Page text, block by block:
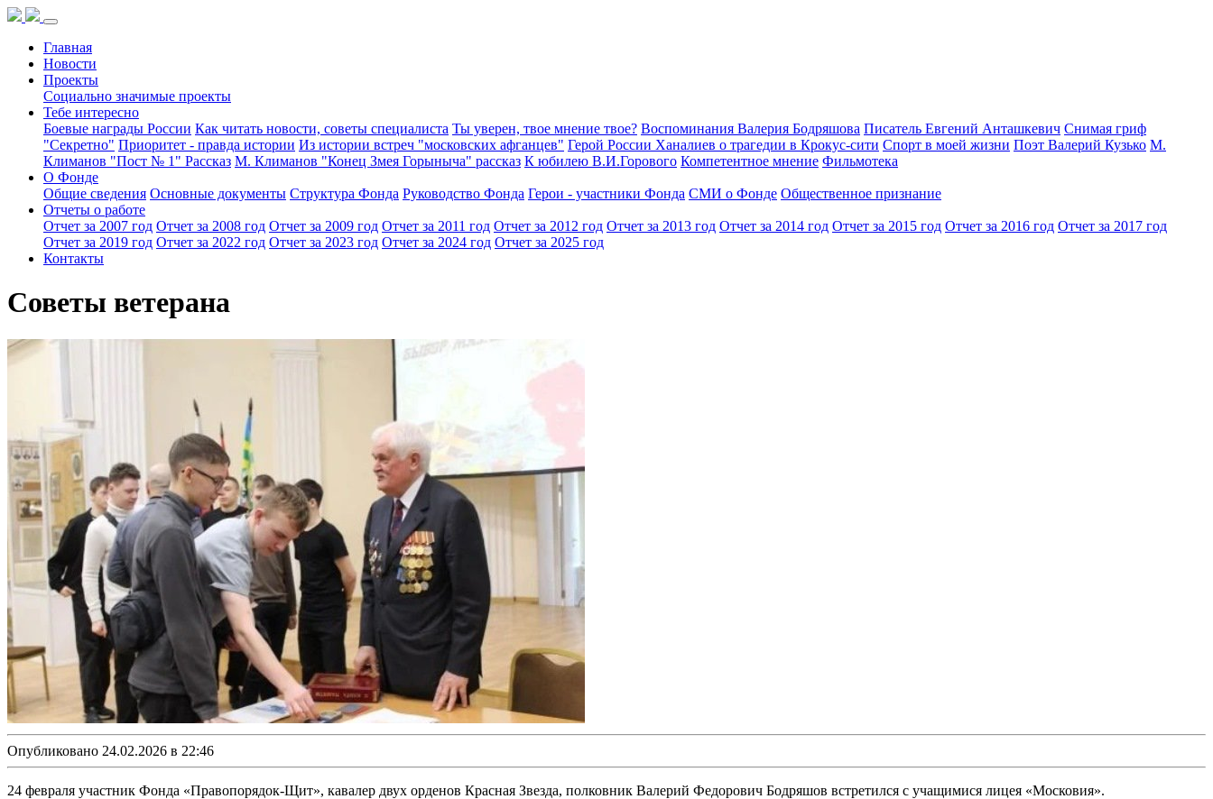
Главная
Новости
Проекты
Социально значимые проекты
Тебе интересно
Боевые награды России Как читать новости, советы специалиста Ты уверен, твое мнение твое? Воспоминания Валерия Бодряшова Писатель Евгений Анташкевич Снимая гриф
"Секретно" Приоритет - правда истории Из истории встреч "московских афганцев" Герой России Ханалиев о трагедии в Крокус-сити Спорт в моей жизни Поэт Валерий Кузько М.
Климанов "Пост № 1" Рассказ М. Климанов "Конец Змея Горыныча" рассказ К юбилею В.И.Горового Компетентное мнение Фильмотека
О Фонде
Общие сведения Основные документы Структура Фонда Руководство Фонда Герои - участники Фонда СМИ о Фонде Общественное признание
Отчеты о работе
Отчет за 2007 год Отчет за 2008 год Отчет за 2009 год Отчет за 2011 год Отчет за 2012 год Отчет за 2013 год Отчет за 2014 год Отчет за 2015 год Отчет за 2016 год Отчет за 2017 год
Отчет за 2019 год Отчет за 2022 год Отчет за 2023 год Отчет за 2024 год Отчет за 2025 год
Контакты
Советы ветерана
Опубликовано 24.02.2026 в 22:46
24 февраля участник Фонда «Правопорядок-Щит», кавалер двух орденов Красная Звезда, полковник Валерий Федорович Бодряшов встретился с учащимися лицея «Московия».